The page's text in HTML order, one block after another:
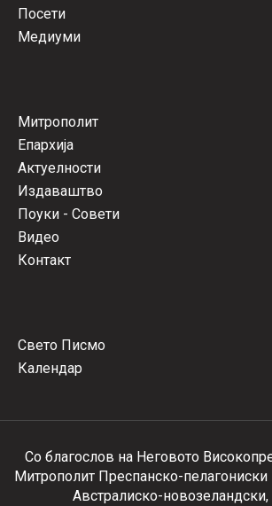
Посети
Медиуми
Митрополит
Епархија
Актуелности
Издаваштво
Поуки - Совети
Видео
Контакт
Свето Писмо
Календар
Со благослов на Неговото
Митрополит Преспанско-пелагониски
Австралиско-новозеландски,